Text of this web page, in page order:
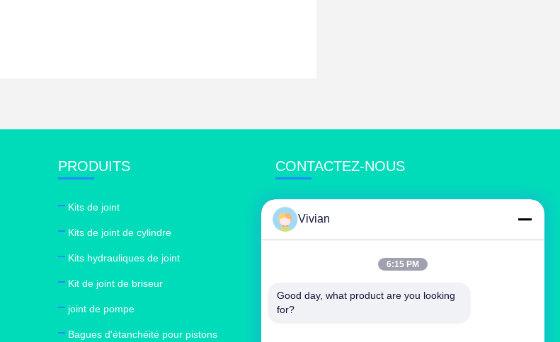
PRODUITS
Kits de joint
Kits de joint de cylindre
Kits hydrauliques de joint
Kit de joint de briseur
joint de pompe
Bagues d'étanchéité pour pistons
CONTACTEZ-NOUS
vivianwenwen8@gmail.com
86-135-33728134
NO.212, ji de Zhu est monté, tian il distric,
Vivian
6:15 PM
Good day, what product are you looking
for?